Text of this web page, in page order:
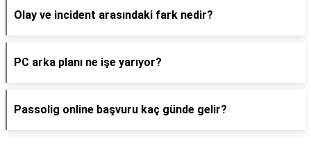
Olay ve incident arasındaki fark nedir?
PC arka planı ne işe yarıyor?
Passolig online başvuru kaç günde gelir?